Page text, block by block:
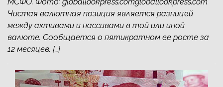
Чистая валютная позиция является разницей
между активами и пассивами в той или иной
валюте. Сообщается о пятикратном ее росте за
12 месяцев. […]